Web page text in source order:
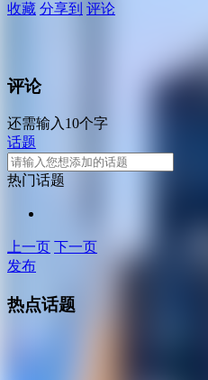
收藏 分享到 评论
评论
还需输入10个字
话题
热门话题
上一页 下一页
发布
热点话题